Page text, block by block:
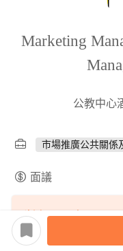
Marketing
公教中心
市場推廣公共關係
面議
職缺匹配度